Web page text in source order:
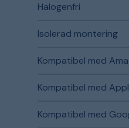
Halogenfri
Isolerad montering
Kompatibel med
Kompatibel med
Kompatibel med